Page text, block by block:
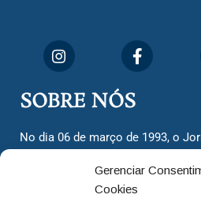
Gerenciar
Cookies
SOBRE NÓS
No dia 06 de março de 1993, o
cidadãos valinhenses, já que
dois jornais. Há mais de 30 anos,